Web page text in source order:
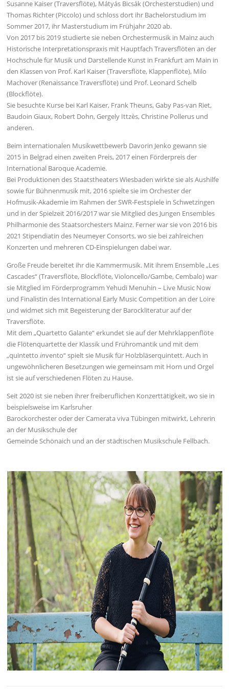
Susanne Kaiser (Traversflöte), Mátyás Bicsák (Orchesterstudien) und
Thomas Richter (Piccolo) und schloss dort ihr Bachelorstudium im
Sommer 2017, ihr Masterstudium im Frühjahr 2020 ab.
Von 2017 bis 2019 studierte sie neben Orchestermusik in Mainz auch
Historische Interpretationspraxis mit Hauptfach Traversflöten an der
Hochschule für Musik und Darstellende Kunst in Frankfurt am Main in
den Klassen von Prof. Karl Kaiser (Traversflöte, Klappenflöte), Milo
Machover (Renaissance Traversflöte) und Prof. Leonard Schelb
(Blockflöte).
Sie besuchte Kurse bei Karl Kaiser, Frank Theuns, Gaby Pas-van Riet,
Baudoin Giaux, Robert Dohn, Gergely Ittzès, Christine Pollerus und
anderen.
Beim internationalen Musikwettbewerb Davorin Jenko gewann sie
2015 in Belgrad einen zweiten Preis, 2017 einen Förderpreis der
International Baroque Academie.
Bei Produktionen des Staatstheaters Wiesbaden wirkte sie als Aushilfe
sowie für Bühnenmusik mit, 2016 spielte sie im Orchester der
Hofmusik-Akademie im Rahmen der SWR-Festspiele in Schwetzingen
und in der Spielzeit 2016/2017 war sie Mitglied des Jungen Ensembles
Philharmonie des Staatsorchesters Mainz. Ferner war sie von 2016 bis
2021 Stipendiatin des Neumeyer Consorts, wo sie bei zahlreichen
Konzerten und mehreren CD-Einspielungen dabei war.
Große Freude bereitet ihr die Kammermusik. Mit ihrem Ensemble „Les
Cascades“ (Traversflöte, Blockflöte, Violoncello/Gambe, Cembalo) war
sie Mitglied im Förderprogramm Yehudi Menuhin – Live Music Now
und Finalistin des International Early Music Competition an der Loire
und widmet sich mit Begeisterung der Barockliteratur auf der
Traversflöte.
Mit dem „Quartetto Galante“ erkundet sie auf der Mehrklappenflöte
die Flötenquartette der Klassik und Frühromantik und mit dem
„quintettoinvento“ spielt sie Musik für Holzbläserquintett. Auch in
ungewöhnlicheren Besetzungen wie gemeinsam mit Horn und Orgel
ist sie auf verschiedenen Flöten zu Hause.
Seit 2020 ist sie neben ihrer freiberuflichen Konzerttätigkeit, wo sie in
beispielsweise im Karlsruher
Barockorchester oder der Camerata viva Tübingen mitwirkt, Lehrerin
an der Musikschule der
Gemeinde Schönaich und an der städtischen Musikschule Fellbach.